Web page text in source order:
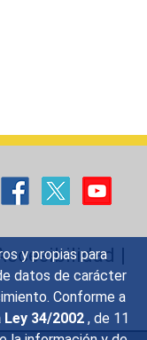
y propias para
datos de carácter
Conforme a
34/2002 , de 11
|